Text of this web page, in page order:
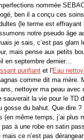
nommée
ben il a conçu ces
(le terme est effrayant
notre pseudo âge
je sais, c’est pas glam
mais pense aux petits
en septembre dernier…
purifiant et l'Eau
comme dit ma mère.
nettoyer ma peau avec
sauverait la vie pour le TD
du bahut. Que dire ?
(en même temps, j’ai plus
à une robe en satin
mais ce n’est pas